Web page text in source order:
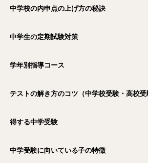
中学校の内申点の上げ方の秘訣
中学生の定期試験対策
学年別指導コース
テストの解き方のコツ（中学校受験・高校受
得する中学受験
中学受験に向いている子の特徴